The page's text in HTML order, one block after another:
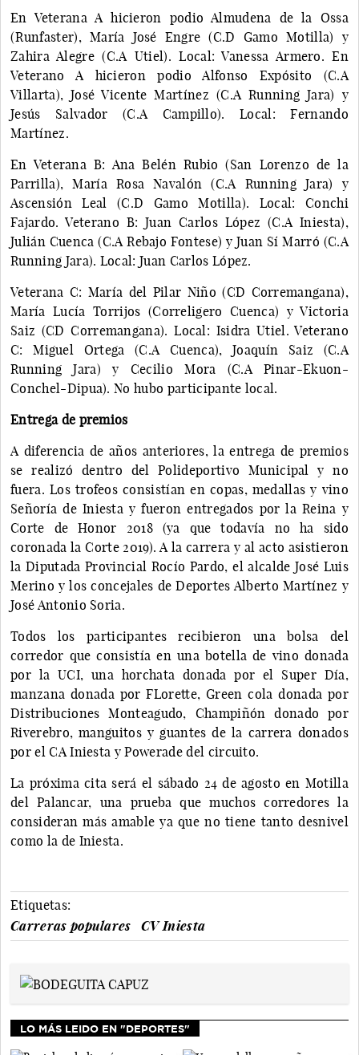
En Veterana A hicieron podio Almudena de la Ossa
(Runfaster), María José Engre (C.D Gamo Motilla) y
Zahira Alegre (C.A Utiel). Local: Vanessa Armero. En
Veterano A hicieron podio Alfonso Expósito (C.A
Villarta), José Vicente Martínez (C.A Running Jara) y
Jesús Salvador (C.A Campillo). Local: Fernando
Martínez.
En Veterana B: Ana Belén Rubio (San Lorenzo de la
Parrilla), María Rosa Navalón (C.A Running Jara) y
Ascensión Leal (C.D Gamo Motilla). Local: Conchi
Fajardo. Veterano B: Juan Carlos López (C.A Iniesta),
Julián Cuenca (C.A Rebajo Fontese) y Juan Sí Marró (C.A
Running Jara). Local: Juan Carlos López.
Veterana C: María del Pilar Niño (CD Corremangana),
María Lucía Torrijos (Correligero Cuenca) y Victoria
Saiz (CD Corremangana). Local: Isidra Utiel. Veterano
C: Miguel Ortega (C.A Cuenca), Joaquín Saiz (C.A
Running Jara) y Cecilio Mora (C.A Pinar-Ekuon-
Conchel-Dipua). No hubo participante local.
Entrega de premios
A diferencia de años anteriores, la entrega de premios
se realizó dentro del Polideportivo Municipal y no
fuera. Los trofeos consistían en copas, medallas y vino
Señoría de Iniesta y fueron entregados por la Reina y
Corte de Honor 2018 (ya que todavía no ha sido
coronada la Corte 2019). A la carrera y al acto asistieron
la Diputada Provincial Rocío Pardo, el alcalde José Luis
Merino y los concejales de Deportes Alberto Martínez y
José Antonio Soria.
Todos los participantes recibieron una bolsa del
corredor que consistía en una botella de vino donada
por la UCI, una horchata donada por el Super Día,
manzana donada por FLorette, Green cola donada por
Distribuciones Monteagudo, Champiñón donado por
Riverebro, manguitos y guantes de la carrera donados
por el CA Iniesta y Powerade del circuito.
La próxima cita será el sábado 24 de agosto en Motilla
del Palancar, una prueba que muchos corredores la
consideran más amable ya que no tiene tanto desnivel
como la de Iniesta.
Etiquetas:
Carreras populares
CV Iniesta
LO MÁS LEIDO EN "DEPORTES"